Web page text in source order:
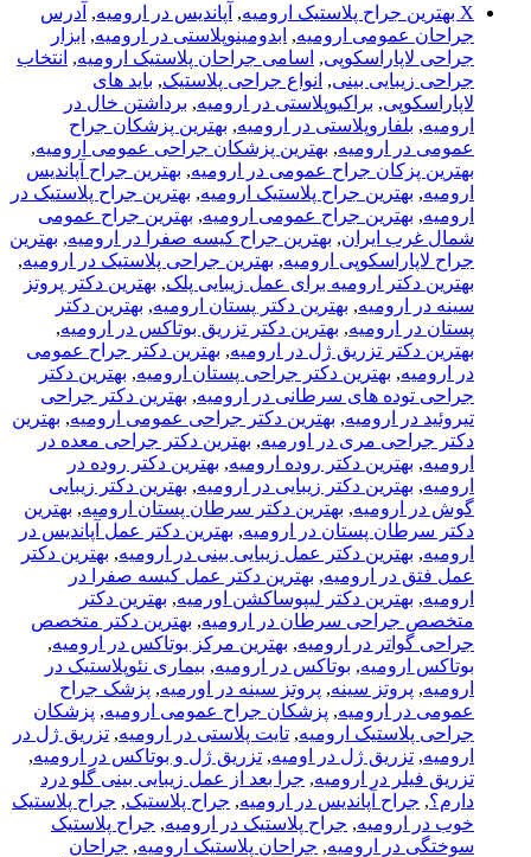
X بهترین جراح پلاستیک ارومیه , آپاندیس در ارومیه, آدرس
جراحان عمومی ارومیه, ابدومینوپلاستی در ارومیه, ابزار
جراحی لاپاراسکوپی, اسامی جراحان پلاستیک ارومیه, انتخاب
جراحی زیبایی بینی, انواع جراحی پلاستیک, باید های
لاپاراسکوپی, براکیوپلاستی در ارومیه, برداشتن خال در
ارومیه, بلفاروپلاستی در ارومیه, بهترین پزشکان جراح
عمومی در ارومیه, بهترین پزشکان جراحی عمومی ارومیه,
بهترین پزکان جراح عمومی در ارومیه, بهترین جراح آپاندیس
ارومیه, بهترین جراح پلاستیک ارومیه, بهترین جراح پلاستیک در
ارومیه, بهترین جراح عمومی ارومیه, بهترین جراح عمومی
شمال غرب ایران, بهترین جراح کیسه صفرا در ارومیه, بهترین
جراح لاپاراسکوپی ارومیه, بهترین جراحی پلاستیک در ارومیه,
بهترین دکتر ارومیه برای عمل زیبایی پلک, بهترین دکتر پروتز
سینه در ارومیه, بهترین دکتر پستان ارومیه, بهترین دکتر
پستان در ارومیه, بهترین دکتر تزریق بوتاکس در ارومیه,
بهترین دکتر تزریق ژل در ارومیه, بهترین دکتر جراح عمومی
در ارومیه, بهترین دکتر جراحی پستان ارومیه, بهترین دکتر
جراحی توده های سرطانی در ارومیه, بهترین دکتر جراحی
تیروئید در ارومیه, بهترین دکتر جراحی عمومی ارومیه, بهترین
دکتر جراحی مری در اورمیه, بهترین دکتر جراحی معده در
ارومیه, بهترین دکتر روده ارومیه, بهترین دکتر روده در
ارومیه, بهترین دکتر زیبایی در ارومیه, بهترین دکتر زیبایی
گوش در ارومیه, بهترین دکتر سرطان پستان ارومیه, بهترین
دکتر سرطان پستان در ارومیه, بهترین دکتر عمل آپاندیس در
ارومیه, بهترین دکتر عمل زیبایی بینی در ارومیه, بهترین دکتر
عمل فتق در ارومیه, بهترین دکتر عمل کیسه صفرا در
ارومیه, بهترین دکتر لیپوساکشن اورمیه, بهترین دکتر
متخصص جراحی سرطان در ارومیه, بهترین دکتر متخصص
جراحی گواتر در ارومیه, بهترین مرکز بوتاکس در ارومیه,
بوتاکس ارومیه, بوتاکس در ارومیه, بیماری نئوپلاستیک در
ارومیه, پروتز سینه, پروتز سینه در اورمیه, پزشک جراح
عمومی در ارومیه, پزشکان جراح عمومی ارومیه, پزشکان
جراحی پلاستیک ارومیه, تایت پلاستی در ارومیه, تزریق ژل در
ارومیه, تزریق ژل در اومیه, تزریق ژل و بوتاکس در ارومیه,
تزریق فیلر در ارومیه, جرا بعد از عمل زیبایی بینی گلو درد
دارم؟, جراح آپاندیس در ارومیه, جراح پلاستیک, جراح پلاستیک
خوب در ارومیه, جراح پلاستیک در ارومیه, جراح پلاستیک
سوختگی در ارومیه, جراحان پلاستیک ارومیه, جراحان